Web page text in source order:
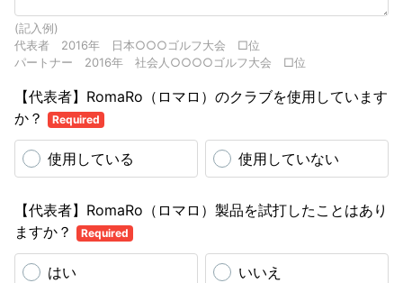
(記入例)
代表者 2016年 日本○○○ゴルフ大会 □位
パートナー 2016年 社会人○○○○ゴルフ大会 □位
【代表者】RomaRo（ロマロ）のクラブを使用しています
か？
Required
使用している 使用していない
【代表者】RomaRo（ロマロ）製品を試打したことはあり
ますか？
Required
はい いいえ